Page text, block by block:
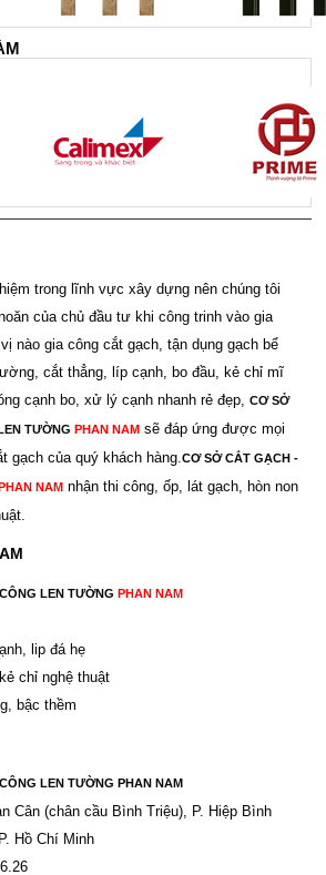
trong lĩnh vực xây dựng nên chúng tôi
của chủ đầu tư khi công trinh vào gia
nào gia công cắt gạch, tận dụng gạch bể
cắt thẳng, líp cạnh, bo đầu, kẻ chỉ mĩ
cạnh bo, xử lý cạnh nhanh rẻ đẹp, CƠ SỞ
TƯỜNG PHAN NAMsẽ đáp ứng được mọi
gạch của quý khách hàng.CƠ SỞ CẮT GẠCH -
PHAN NAMnhận thi công, ốp, lát gạch, hòn non
LEN TƯỜNG PHAN NAM
lip đá hẹ
chỉ nghệ thuật
bậc thềm
LEN TƯỜNG PHAN NAM
Cân (chân cầu Bình Triệu), P. Hiệp Bình
Hồ Chí Minh